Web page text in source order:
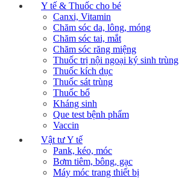
Y tế & Thuốc cho bé
Canxi, Vitamin
Chăm sóc da, lông, móng
Chăm sóc tai, mắt
Chăm sóc răng miệng
Thuốc trị nội ngoại ký sinh trùng
Thuốc kích dục
Thuốc sát trùng
Thuốc bổ
Kháng sinh
Que test bệnh phẩm
Vaccin
Vật tư Y tế
Pank, kéo, móc
Bơm tiêm, bông, gạc
Máy móc trang thiết bị